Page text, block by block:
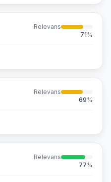
Relevans
71%
Relevans
69%
Relevans
77%